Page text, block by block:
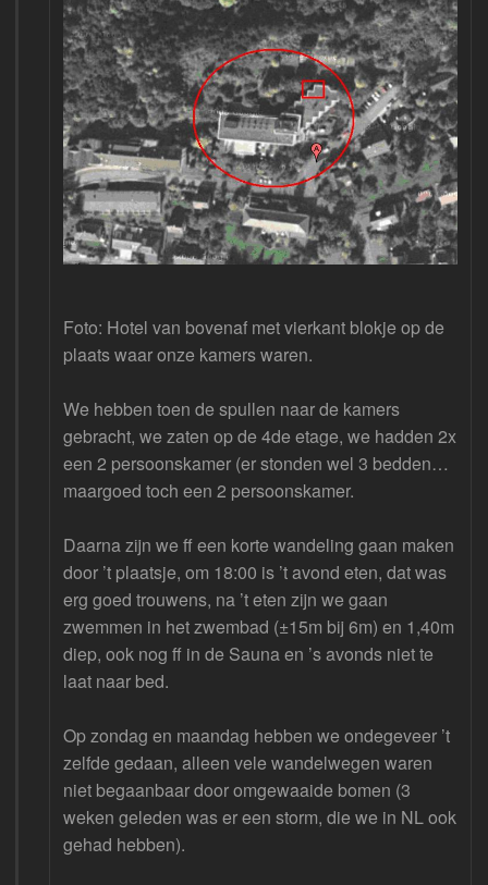
Foto: Hotel van bovenaf met vierkant blokje op de
plaats waar onze kamers waren.
We hebben toen de spullen naar de kamers
gebracht, we zaten op de 4de etage, we hadden 2x
een 2 persoonskamer (er stonden wel 3 bedden…
maargoed toch een 2 persoonskamer.
Daarna zijn we ff een korte wandeling gaan maken
door ’t plaatsje, om 18:00 is ’t avond eten, dat was
erg goed trouwens, na ’t eten zijn we gaan
zwemmen in het zwembad (±15m bij 6m) en 1,40m
diep, ook nog ff in de Sauna en ’s avonds niet te
laat naar bed.
Op zondag en maandag hebben we ondegeveer ’t
zelfde gedaan, alleen vele wandelwegen waren
niet begaanbaar door omgewaaide bomen (3
weken geleden was er een storm, die we in NL ook
gehad hebben).